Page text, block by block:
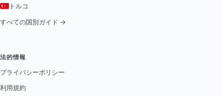
トルコ
すべての国別ガイド →
法的情報
プライバシーポリシー
利用規約